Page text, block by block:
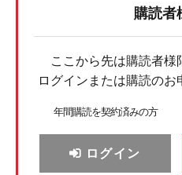
購読者
ここから先は購読者様
ログインまたは購読のお
年間購読を契約済みの方
ログイン